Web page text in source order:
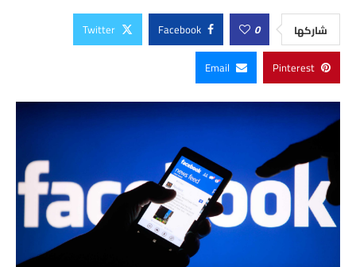
شاركها 0
Facebook
Twitter
Pinterest
Email